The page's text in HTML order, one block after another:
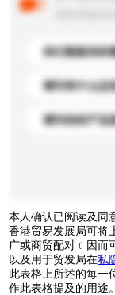
你们能提供的
请问有什么运
请问你的产品
本人确认已阅读及同
香港贸易发展局可将
广或商贸配对﹝因而
以及用于贸发局在私
此表格上所述的每一
作此表格提及的用途。